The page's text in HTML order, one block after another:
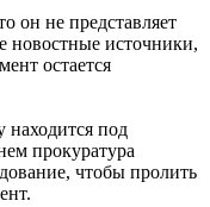
он не представляет
новостные источники,
остается
находится под
прокуратура
чтобы пролить